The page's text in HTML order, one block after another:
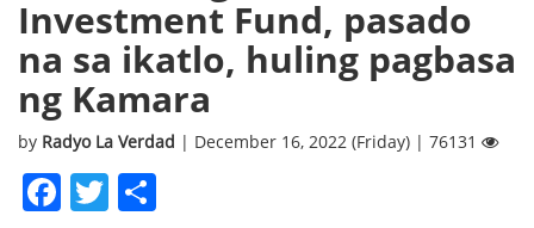
Investment Fund, pasado
na sa ikatlo, huling pagbasa
ng Kamara
by Radyo La Verdad | December 16, 2022 (Friday) | 76131
Facebook
Twitter